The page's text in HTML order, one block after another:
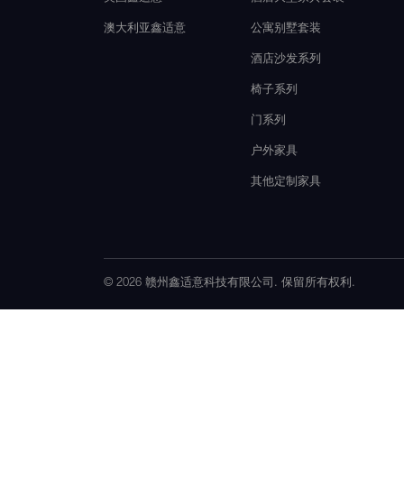
澳大利亚鑫适意 公寓别墅套装
酒店沙发系列
椅子系列
门系列
户外家具
其他定制家具
© 2026 赣州鑫适意科技有限公司. 保留所有权利.